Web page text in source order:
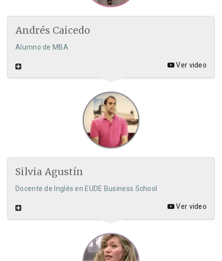
Andrés Caicedo
Alumno de MBA
Ver video
Silvia Agustín
Docente de Inglés en EUDE Business School
Ver video